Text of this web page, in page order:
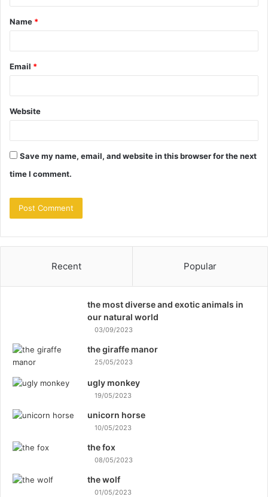
t
*
Name *
Email *
Website
Save my name, email, and website in this browser for the next
time I comment.
Recent Popular
the most diverse and exotic animals in
our natural world
03/09/2023
the giraffe manor
25/05/2023
ugly monkey
19/05/2023
unicorn horse
10/05/2023
the fox
08/05/2023
the wolf
01/05/2023